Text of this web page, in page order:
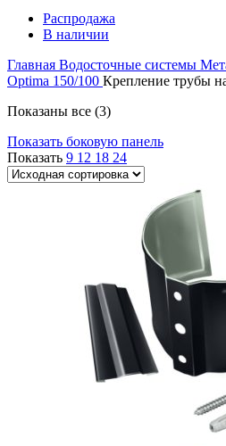
Распродажа
В наличии
Главная Водосточные системы
Optima 150/100 Крепление трубы
Показаны все (3)
Показать боковую панель
Показать 9 12 18 24